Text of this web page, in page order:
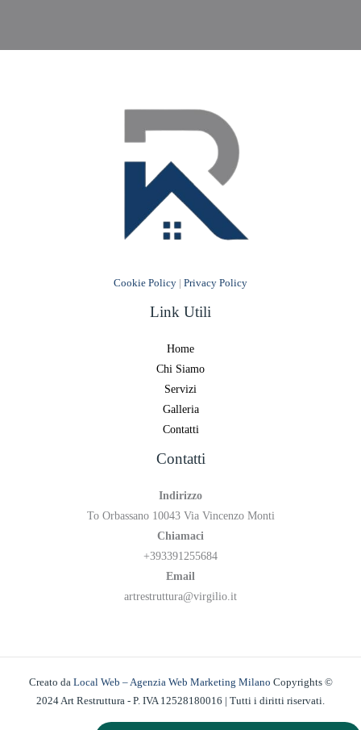
Cookie Policy | Privacy Policy
Link Utili
Home
Chi Siamo
Servizi
Galleria
Contatti
Contatti
Indirizzo
To Orbassano 10043 Via Vincenzo Monti
Chiamaci
+393391255684
Email
artrestruttura@virgilio.it
Creato da Local Web – Agenzia Web Marketing Milano Copyrights ©
2024 Art Restruttura - P. IVA 12528180016 | Tutti i diritti riservati.